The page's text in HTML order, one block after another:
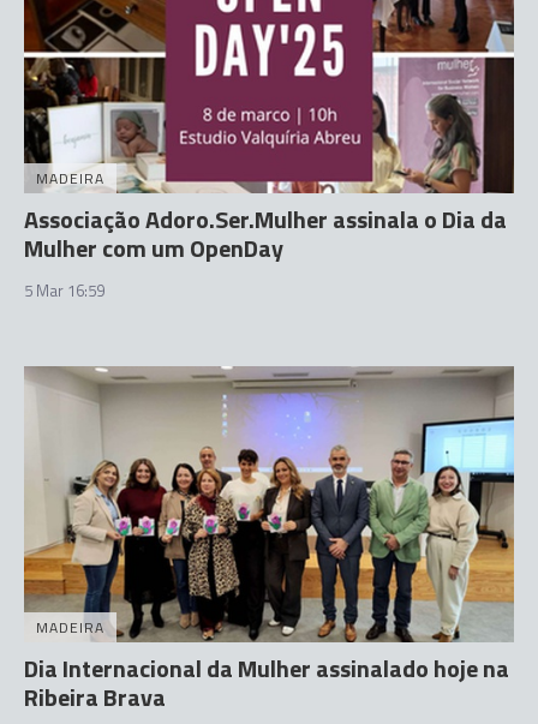
MADEIRA
Associação Adoro.Ser.Mulher assinala o Dia da
Mulher com um OpenDay
5 Mar 16:59
MADEIRA
Dia Internacional da Mulher assinalado hoje na
Ribeira Brava